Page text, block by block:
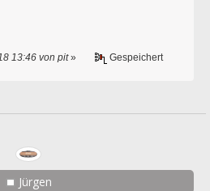
13:46 von pit» Gespeichert
Jürgen